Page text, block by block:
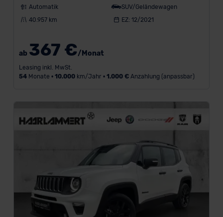
Automatik
SUV/Geländewagen
40.957 km
EZ: 12/2021
ab 367 €/Monat
Leasing inkl. MwSt.
54Monate • 10.000km/Jahr • 1.000 €Anzahlung (anpassbar)